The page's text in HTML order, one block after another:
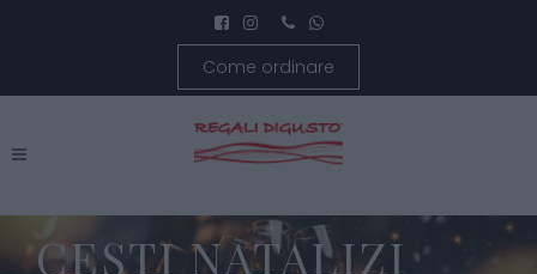
Come ordinare
CESTI NATALIZI